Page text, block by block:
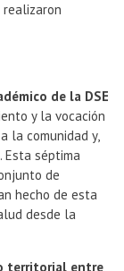
realizaron
de la DSE
y la vocación
la comunidad y,
Esta séptima
de
hecho de esta
desde la
territorial entre